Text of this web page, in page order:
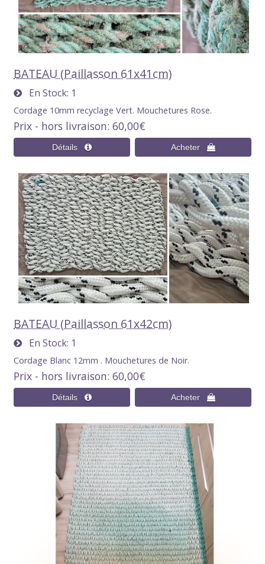
BATEAU (Paillasson 61x41cm)
En Stock 1
Cordage 10mm recyclage Vert. Mouchetures Rose.
Prix - hors livraison 60,00€
BATEAU (Paillasson 61x42cm)
En Stock 1
Cordage Blanc 12mm . Mouchetures de Noir.
Prix - hors livraison 60,00€